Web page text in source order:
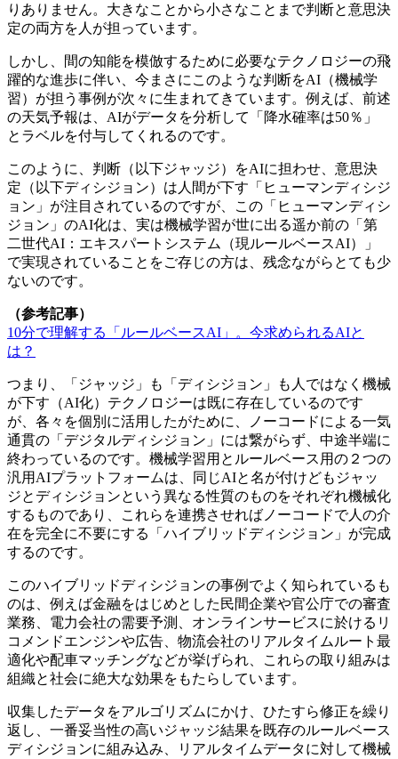
りありません。大きなことから小さなことまで判断と意思決
定の両方を人が担っています。
しかし、間の知能を模倣するために必要なテクノロジーの飛
躍的な進歩に伴い、今まさにこのような判断をAI（機械学
習）が担う事例が次々に生まれてきています。例えば、前述
の天気予報は、AIがデータを分析して「降水確率は50％」
とラベルを付与してくれるのです。
このように、判断（以下ジャッジ）をAIに担わせ、意思決
定（以下ディシジョン）は人間が下す「ヒューマンディシジ
ョン」が注目されているのですが、この「ヒューマンディシ
ジョン」のAI化は、実は機械学習が世に出る遥か前の「第
二世代AI：エキスパートシステム（現ルールベースAI）」
で実現されていることをご存じの方は、残念ながらとても少
ないのです。
（参考記事）
10分で理解する「ルールベースAI」。今求められるAIと
は？
つまり、「ジャッジ」も「ディシジョン」も人ではなく機械
が下す（AI化）テクノロジーは既に存在しているのです
が、各々を個別に活用したがために、ノーコードによる一気
通貫の「デジタルディシジョン」には繋がらず、中途半端に
終わっているのです。機械学習用とルールベース用の２つの
汎用AIプラットフォームは、同じAIと名が付けどもジャッ
ジとディシジョンという異なる性質のものをそれぞれ機械化
するものであり、これらを連携させればノーコードで人の介
在を完全に不要にする「ハイブリッドディシジョン」が完成
するのです。
このハイブリッドディシジョンの事例でよく知られているも
のは、例えば金融をはじめとした民間企業や官公庁での審査
業務、電力会社の需要予測、オンラインサービスに於けるリ
コメンドエンジンや広告、物流会社のリアルタイムルート最
適化や配車マッチングなどが挙げられ、これらの取り組みは
組織と社会に絶大な効果をもたらしています。
収集したデータをアルゴリズムにかけ、ひたすら修正を繰り
返し、一番妥当性の高いジャッジ結果を既存のルールベース
ディシジョンに組み込み、リアルタイムデータに対して機械